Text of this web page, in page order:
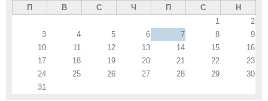
П В С Ч П С
Н
1
2
3
4 5 6 7 8
9
10
11 12 13 14 15
16
17
18 19 20 21 22
23
24
25 26 27 28 29
30
31